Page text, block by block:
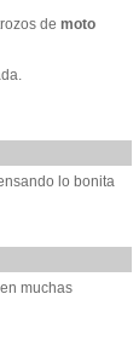
de moto
lo bonita
muchas